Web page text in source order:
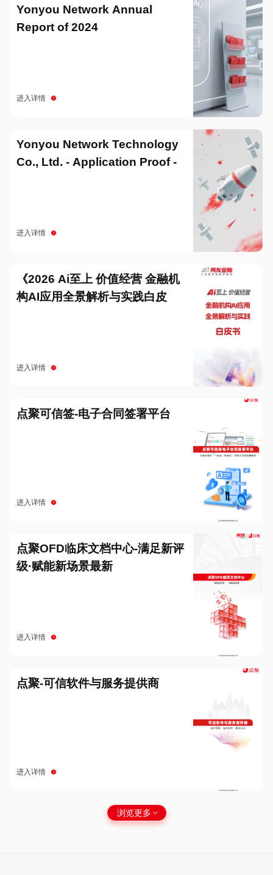
Yonyou Network Annual
Report of 2024
进入详情
Yonyou Network Technology
Co., Ltd. - Application Proof -
进入详情
《2026 Ai至上 价值经营 金融机
构AI应用全景解析与实践白皮
进入详情
点聚可信签-电子合同签署平台
进入详情
点聚OFD临床文档中心-满足新评
级·赋能新场景最新
进入详情
点聚-可信软件与服务提供商
进入详情
浏览更多